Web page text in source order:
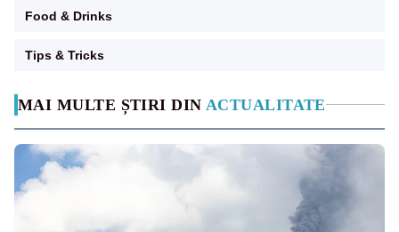
MAI MULTE ȘTIRI DIN ACTUALITATE
Food & Drinks
Tips & Tricks